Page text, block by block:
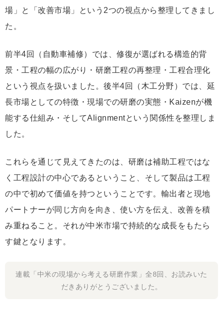
場」と「改善市場」という2つの視点から整理してきまし
た。
前半4回（自動車補修）では、修復が選ばれる構造的背
景・工程の幅の広がり・研磨工程の再整理・工程合理化
という視点を扱いました。後半4回（木工分野）では、延
長市場としての特徴・現場での研磨の実態・Kaizenが機
能する仕組み・そしてAlignmentという関係性を整理しま
した。
これらを通じて見えてきたのは、研磨は補助工程ではな
く工程設計の中心であるということ、そして製品は工程
の中で初めて価値を持つということです。輸出者と現地
パートナーが同じ方向を向き、使い方を伝え、改善を積
み重ねること。それが中米市場で持続的な成長をもたら
す鍵となります。
連載「中米の現場から考える研磨作業」全8回、お読みいた
だきありがとうございました。